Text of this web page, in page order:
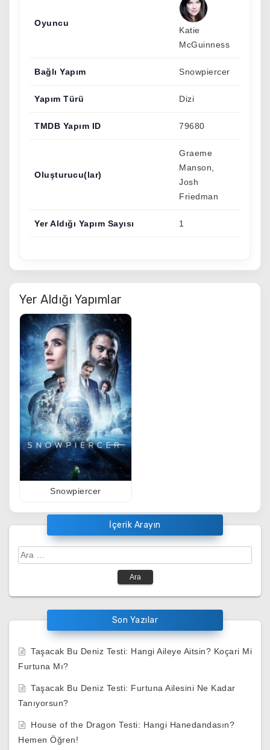
Oyuncu
Katie
McGuinness
Bağlı Yapım Snowpiercer
Yapım Türü Dizi
TMDB Yapım ID 79680
Oluşturucu(lar)
Graeme
Manson,
Josh
Friedman
Yer Aldığı Yapım Sayısı 1
Yer Aldığı Yapımlar
Snowpiercer
İçerik Arayın
Arama:
Son Yazılar
Taşacak Bu Deniz Testi: Hangi Aileye Aitsin? Koçari Mi
Furtuna Mı?
Taşacak Bu Deniz Testi: Furtuna Ailesini Ne Kadar
Tanıyorsun?
House of the Dragon Testi: Hangi Hanedandasın?
Hemen Öğren!